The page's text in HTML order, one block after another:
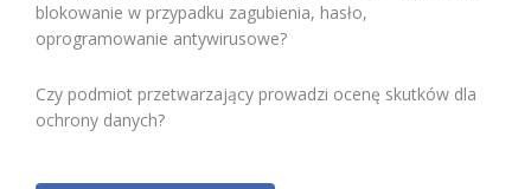
blokowanie w przypadku zagubienia, hasło,
oprogramowanie antywirusowe?
Czy podmiot przetwarzający prowadzi ocenę skutków dla
ochrony danych?